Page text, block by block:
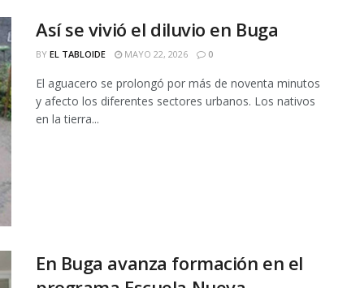
Así se vivió el diluvio en Buga
BY EL TABLOIDE MAYO 22, 2026 0
El aguacero se prolongó por más de noventa minutos
y afecto los diferentes sectores urbanos. Los nativos
en la tierra...
En Buga avanza formación en el